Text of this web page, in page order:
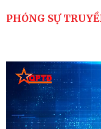
PHÓNG SỰ